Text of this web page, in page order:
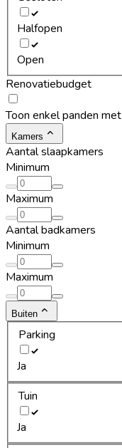
Halfopen
Open
Renovatiebudget
Toon enkel panden
Kamers
Aantal slaapkamers
Minimum
Maximum
Aantal badkamers
Minimum
Maximum
Buiten
Parking
Ja
Tuin
Ja